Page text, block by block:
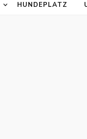
HUNDEPLATZ